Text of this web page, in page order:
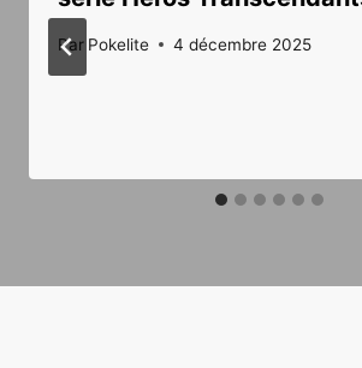
Par Pokelite 4 décembre 2025